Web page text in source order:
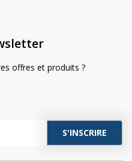
offres et produits ?